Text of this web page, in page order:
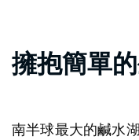
擁抱簡單
南半球最大的鹹水